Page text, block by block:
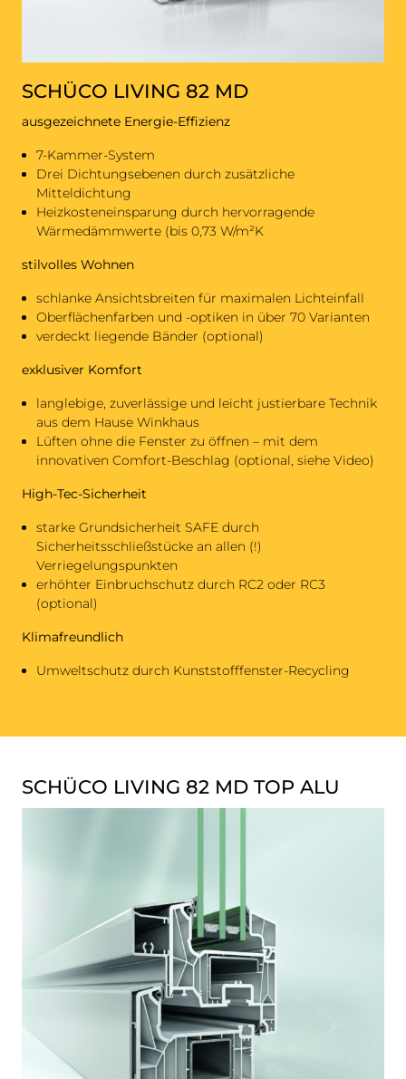
SCHÜCO LIVING 82 MD
ausgezeichnete Energie-Effizienz
7-Kammer-System
Drei Dichtungsebenen durch zusätzliche
Mitteldichtung
Heizkosteneinsparung durch hervorragende
Wärmedämmwerte (bis 0,73 W/m²K
stilvolles Wohnen
schlanke Ansichtsbreiten für maximalen Lichteinfall
Oberflächenfarben und -optiken in über 70 Varianten
verdeckt liegende Bänder (optional)
exklusiver Komfort
langlebige, zuverlässige und leicht justierbare Technik
aus dem Hause Winkhaus
Lüften ohne die Fenster zu öffnen – mit dem
innovativen Comfort-Beschlag (optional, siehe Video)
High-Tec-Sicherheit
starke Grundsicherheit SAFE durch
Sicherheitsschließstücke an allen (!)
Verriegelungspunkten
erhöhter Einbruchschutz durch RC2 oder RC3
(optional)
Klimafreundlich
Umweltschutz durch Kunststofffenster-Recycling
SCHÜCO LIVING 82 MD TOP ALU